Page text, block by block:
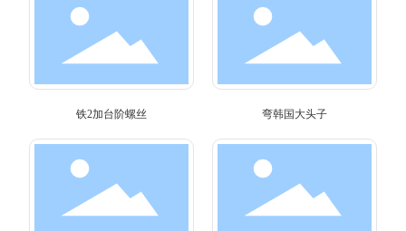
铁2加台阶螺丝 弯韩国大头子